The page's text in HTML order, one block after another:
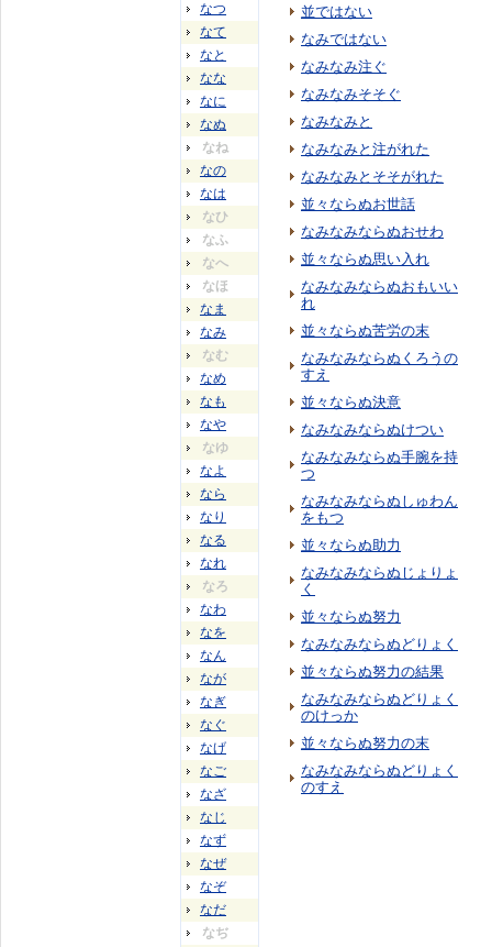
なつ
なて
なと
なな
なに
なぬ
なね
なの
なは
なひ
なふ
なへ
なほ
なま
なみ
なむ
なめ
なも
なや
なゆ
なよ
なら
なり
なる
なれ
なろ
なわ
なを
なん
なが
なぎ
なぐ
なげ
なご
なざ
なじ
なず
なぜ
なぞ
なだ
なぢ
並ではない
なみではない
なみなみ注ぐ
なみなみそそぐ
なみなみと
なみなみと注がれた
なみなみとそそがれた
並々ならぬお世話
なみなみならぬおせわ
並々ならぬ思い入れ
なみなみならぬおもいい
れ
並々ならぬ苦労の末
なみなみならぬくろうの
すえ
並々ならぬ決意
なみなみならぬけつい
なみなみならぬ手腕を持
つ
なみなみならぬしゅわん
をもつ
並々ならぬ助力
なみなみならぬじょりょ
く
並々ならぬ努力
なみなみならぬどりょく
並々ならぬ努力の結果
なみなみならぬどりょく
のけっか
並々ならぬ努力の末
なみなみならぬどりょく
のすえ